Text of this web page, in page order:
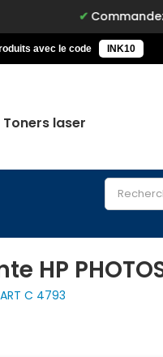
Commandez avant
avec le code INK10
Toners laser
C 4793